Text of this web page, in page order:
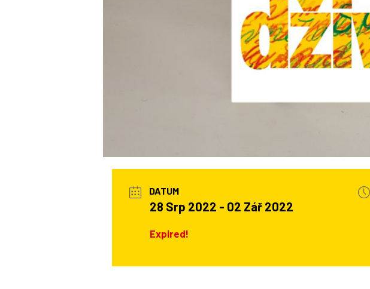
DATUM
28 Srp 2022 - 02 Zář 2022
Expired!